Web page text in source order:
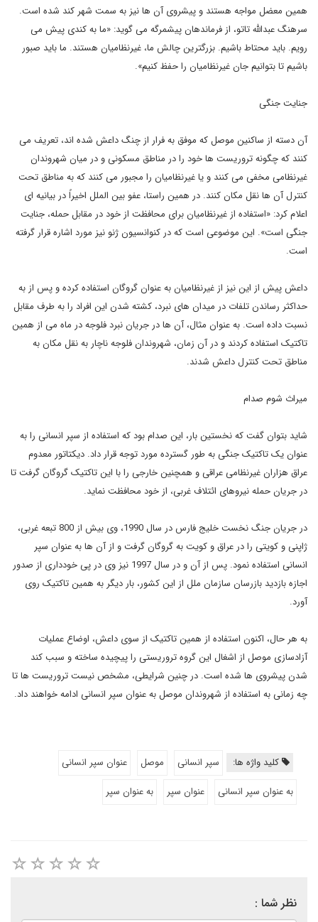
همین معضل مواجه هستند و پیشروی آن ها نیز به سمت شهر کند شده است.
سرهنگ عبدالله تاتو، از فرماندهان پیشمرگه می گوید: «ما به کندی پیش می
رویم. باید محتاط باشیم. بزرگترین چالش ما، غیرنظامیان هستند. ما باید صبور
باشیم تا بتوانیم جان غیرنظامیان را حفظ کنیم».
جنایت جنگی
آن دسته از ساکنین موصل که موفق به فرار از چنگ داعش شده اند، تعریف می
کنند که چگونه تروریست ها خود را در مناطق مسکونی و در میان شهروندان
غیرنظامی مخفی می کنند و یا غیرنظامیان را مجبور می کنند که به مناطق تحت
کنترل آن ها نقل مکان کنند. در همین راستا، عفو بین الملل اخیراً در بیانیه ای
اعلام کرد: «استفاده از غیرنظامیان برای محافظت از خود در مقابل حمله، جنایت
جنگی است». این موضوعی است که در کنوانسیون ژنو نیز مورد اشاره قرار گرفته
است.
داعش پیش از این نیز از غیرنظامیان به عنوان گروگان استفاده کرده و پس از به
حداکثر رساندن تلفات در میدان های نبرد، کشته شدن این افراد را به طرف مقابل
نسبت داده است. به عنوان مثال، آن ها در جریان نبرد فلوجه در ماه می از همین
تاکتیک استفاده کردند و در آن زمان، شهروندان فلوجه ناچار به نقل مکان به
مناطق تحت کنترل داعش شدند.
میراث شوم صدام
شاید بتوان گفت که نخستین بار، این صدام بود که استفاده از سپر انسانی را به
عنوان یک تاکتیک جنگی به طور گسترده مورد توجه قرار داد. دیکتاتور معدوم
عراق هزاران غیرنظامی عراقی و همچنین خارجی را با این تاکتیک گروگان گرفت تا
در جریان حمله نیروهای ائتلاف غربی، از خود محافظت نماید.
در جریان جنگ نخست خلیج فارس در سال 1990، وی بیش از 800 تبعه غربی،
ژاپنی و کویتی را در عراق و کویت به گروگان گرفت و از آن ها به عنوان سپر
انسانی استفاده نمود. پس از آن و در سال 1997 نیز وی در پی خودداری از صدور
اجازه بازدید بازرسان سازمان ملل از این کشور، بار دیگر به همین تاکتیک روی
آورد.
به هر حال، اکنون استفاده از همین تاکتیک از سوی داعش، اوضاع عملیات
آزادسازی موصل از اشغال این گروه تروریستی را پیچیده ساخته و سبب کند
شدن پیشروی ها شده است. در چنین شرایطی، مشخص نیست تروریست ها تا
چه زمانی به استفاده از شهروندان موصل به عنوان سپر انسانی ادامه خواهند داد.
کلید واژه ها: سپر انسانی موصل
عنوان سپر انسانی
به عنوان سپر انسانی
عنوان سپر به عنوان سپر
نظر شما :